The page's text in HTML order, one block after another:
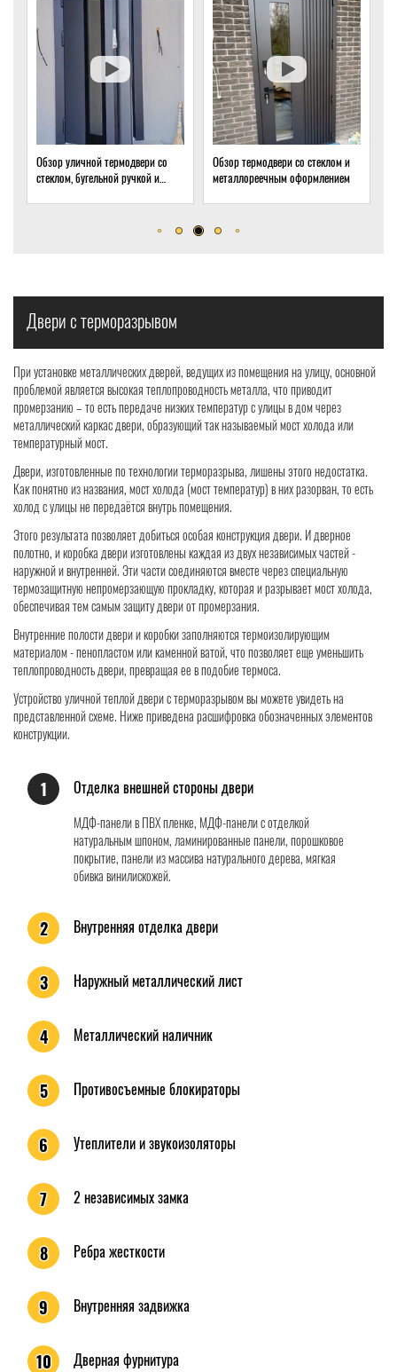
Обзор термодвери со стеклом и
металлореечным оформлением
Обзор термодвери с ковкой и
стеклом для подвала частного
Двери с терморазрывом
При установке металлических дверей, ведущих из помещения на улицу, основной
проблемой является высокая теплопроводность металла, что приводит
промерзанию – то есть передаче низких температур с улицы в дом через
металлический каркас двери, образующий так называемый мост холода или
температурный мост.
Двери, изготовленные по технологии терморазрыва, лишены этого недостатка.
Как понятно из названия, мост холода (мост температур) в них разорван, то есть
холод с улицы не передаётся внутрь помещения.
Этого результата позволяет добиться особая конструкция двери. И дверное
полотно, и коробка двери изготовлены каждая из двух независимых частей -
наружной и внутренней. Эти части соединяются вместе через специальную
термозащитную непромерзающую прокладку, которая и разрывает мост холода,
обеспечивая тем самым защиту двери от промерзания.
Внутренние полости двери и коробки заполняются термоизолирующим
материалом - пенопластом или каменной ватой, что позволяет еще уменьшить
теплопроводность двери, превращая ее в подобие термоса.
Устройство уличной теплой двери с терморазрывом вы можете увидеть на
представленной схеме. Ниже приведена расшифровка обозначенных элементов
конструкции.
1 Отделка внешней стороны двери
МДФ-панели в ПВХ пленке, МДФ-панели с отделкой
натуральным шпоном, ламинированные панели, порошковое
покрытие, панели из массива натурального дерева, мягкая
обивка винилискожей.
2 Внутренняя отделка двери
3 Наружный металлический лист
4 Металлический наличник
5 Противосъемные блокираторы
6 Утеплители и звукоизоляторы
7 2 независимых замка
8 Ребра жесткости
9 Внутренняя задвижка
10 Дверная фурнитура